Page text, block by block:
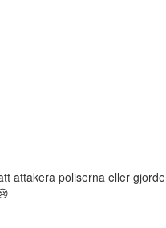
attakera poliserna eller gjorde